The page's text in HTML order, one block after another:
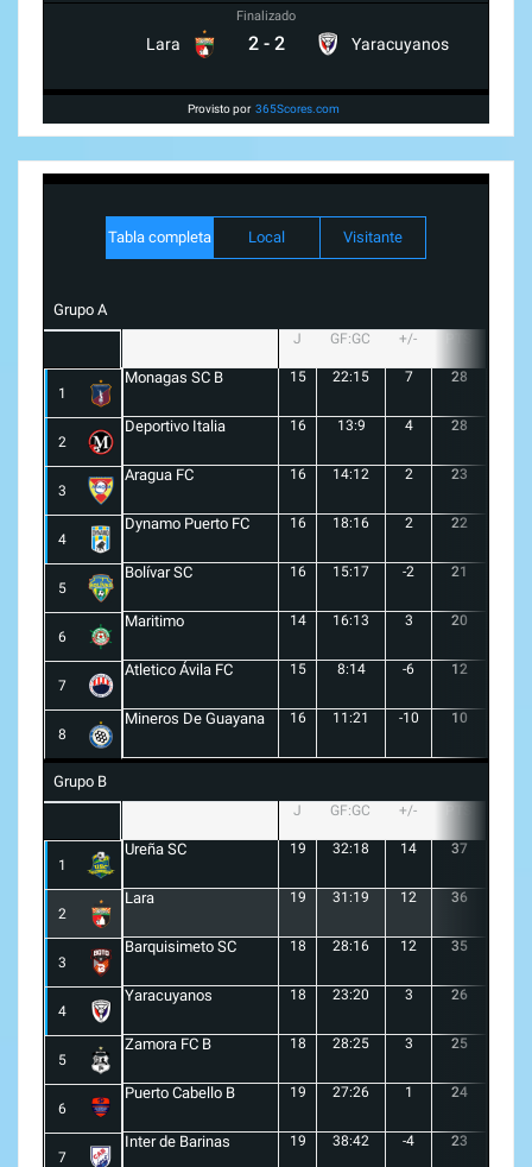
Lara
Finalizado
2 - 2 Yaracuyanos
Provisto por 365Scores.com
Tabla completa Local Visitante
Grupo A
J GF:GC +/-
1
Monagas SC B 15 22:15 7 28
2
Deportivo Italia 16 13:9 4 28
3
Aragua FC 16 14:12 2 23
4
Dynamo Puerto FC 16 18:16 2 22
5
Bolívar SC 16 15:17 -2 21
6
Maritimo 14 16:13 3 20
7
Atletico Ávila FC 15 8:14 -6 12
8
Mineros De Guayana 16 11:21 -10 10
Grupo B
J GF:GC +/-
1
Ureña SC 19 32:18 14 37
2
Lara 19 31:19 12 36
3
Barquisimeto SC 18 28:16 12 35
4
Yaracuyanos 18 23:20 3 26
5
Zamora FC B 18 28:25 3 25
6
Puerto Cabello B 19 27:26 1 24
7
Inter de Barinas 19 38:42 -4 23